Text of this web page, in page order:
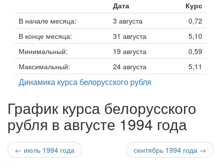
Дата
Курс
В начале месяца:
3 августа
0,72
В конце месяца:
31 августа
5,10
Минимальный:
19 августа
0,59
Максимальный:
24 августа 5,11
Динамика курса белорусского рубля
График курса белорусского
рубля в августе 1994 года
← июль 1994 года сентябрь 1994 года →